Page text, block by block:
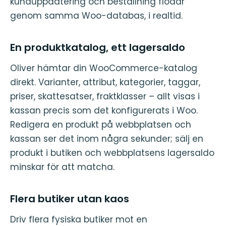
genom samma Woo-databas, i realtid.
En produktkatalog, ett lagersaldo
Oliver hämtar din WooCommerce-katalog
direkt. Varianter, attribut, kategorier, taggar,
priser, skattesatser, fraktklasser – allt visas i
kassan precis som det konfigurerats i Woo.
Redigera en produkt på webbplatsen och
kassan ser det inom några sekunder; sälj en
produkt i butiken och webbplatsens lagersaldo
minskar för att matcha.
Flera butiker utan kaos
Driv flera fysiska butiker mot en